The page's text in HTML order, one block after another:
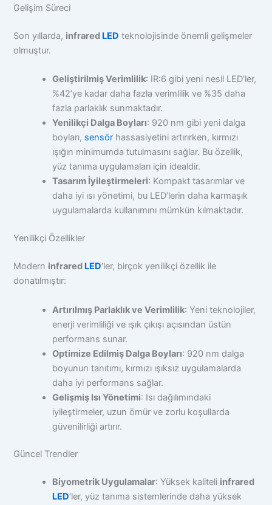
Gelişim Süreci
Son yıllarda, infrared LED teknolojisinde önemli gelişmeler
olmuştur.
Geliştirilmiş Verimlilik: IR:6 gibi yeni nesil LED’ler,
%42’ye kadar daha fazla verimlilik ve %35 daha
fazla parlaklık sunmaktadır.
Yenilikçi Dalga Boyları: 920 nm gibi yeni dalga
boyları, sensör hassasiyetini artırırken, kırmızı
ışığın minimumda tutulmasını sağlar. Bu özellik,
yüz tanıma uygulamaları için idealdir.
Tasarım İyileştirmeleri: Kompakt tasarımlar ve
daha iyi ısı yönetimi, bu LED’lerin daha karmaşık
uygulamalarda kullanımını mümkün kılmaktadır.
Yenilikçi Özellikler
Modern infrared LED‘ler, birçok yenilikçi özellik ile
donatılmıştır:
Artırılmış Parlaklık ve Verimlilik: Yeni teknolojiler,
enerji verimliliği ve ışık çıkışı açısından üstün
performans sunar.
Optimize Edilmiş Dalga Boyları: 920 nm dalga
boyunun tanıtımı, kırmızı ışıksız uygulamalarda
daha iyi performans sağlar.
Gelişmiş Isı Yönetimi: Isı dağılımındaki
iyileştirmeler, uzun ömür ve zorlu koşullarda
güvenilirliği artırır.
Güncel Trendler
Biyometrik Uygulamalar: Yüksek kaliteli infrared
LED‘ler, yüz tanıma sistemlerinde daha yüksek